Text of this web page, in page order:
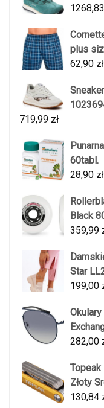
1268,83
plus
62,90 zł
719,99 zł
60tabl.
28,90 zł
Black
359,99
Star
199,00
282,00
Topeak
Złoty
130,84